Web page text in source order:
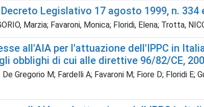
Legislativo 17 agosto 1999, n.
Marzia; Favaroni, Monica; Floridi, Elena; Trotta,
all'AIA per l'attuazione dell'IPPC in
obblighi di cui alle direttive 96/82/CE,
Gregorio M; Fardelli A; Favaroni M; Fiore D; Floridi